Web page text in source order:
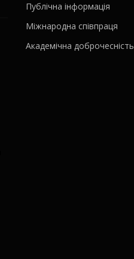
Публічна інформація
Міжнародна співпраця
Академічна доброчесність